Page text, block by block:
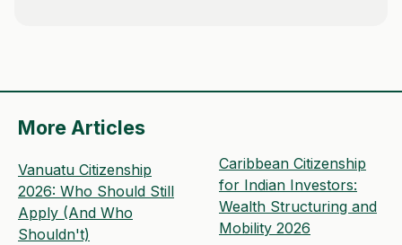
More Articles
Vanuatu Citizenship
2026: Who Should Still
Apply (And Who
Shouldn't)
Caribbean Citizenship
for Indian Investors:
Wealth Structuring and
Mobility 2026